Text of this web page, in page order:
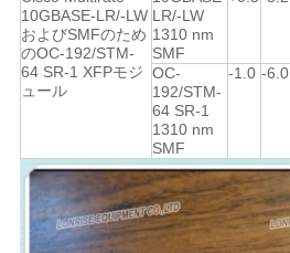
ー
10GBASE-LR/-LW
およびSMFのため
のOC-192/STM-
64 SR-1 XFPモジ
ュール
LR/-LW
1310 nm
SMF
OC-
192/STM-
64 SR-1
1310 nm
SMF
-1.0 -6.0